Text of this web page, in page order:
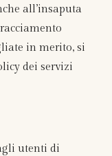
all’insaputa
in merito, si
dei servizi
utenti di